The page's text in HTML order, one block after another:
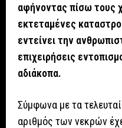
αφήνοντας πίσω τους
εκτεταμένες
εντείνει την
επιχειρήσεις
αδιάκοπα.
Σύμφωνα με τα
αριθμός των νεκρών